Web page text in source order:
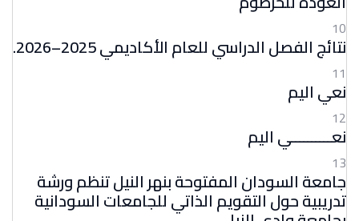
10
نتائج الفصل الدراسي للعام الأكاديمي 2025–2026.
11
نعي اليم
12
نعــــــــــي اليم
13
جامعة السودان المفتوحة بنهر النيل تنظم ورشة
تدريبية حول التقويم الذاتي للجامعات السودانية